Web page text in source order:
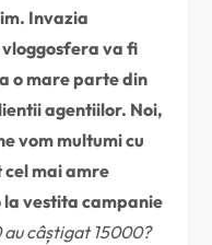
Invazia
va fi
o mare parte din
agentiilor. Noi,
vom multumi cu
mai amre
vestita campanie
au câștigat 15000?